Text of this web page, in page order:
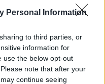
Personal Information
to third parties, or
information for
use the below opt-out
note that after your
continue seeing
12:37iEl- och hybridbilar
fredag 00:53i Motorteknik